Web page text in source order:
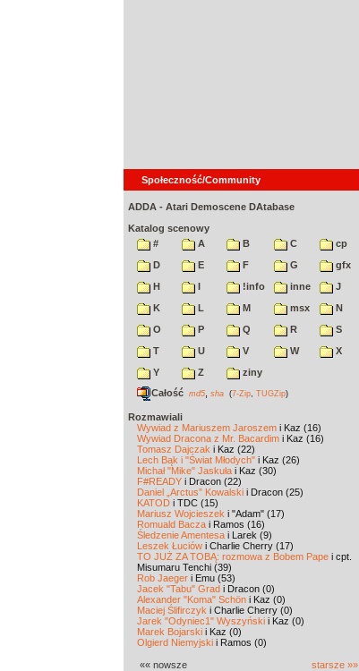
Społeczność/Community
ADDA - Atari Demoscene DAtabase
Katalog scenowy
#
A B C
cp
D
E F G
gfx
H
I !info inne
J
K
L M msx
N
O
P Q R
S
T
U V W
X
Y
Z
ziny
Całość md5 sha (7-Zip TUGZip)
Rozmawiali
Wywiad z Mariuszem Jaroszem i Kaz (16)
Wywiad Dracona z Mr. Bacardim i Kaz (16)
Tomasz Dajczak i Kaz (22)
Lech Bąk i "Świat Młodych" i Kaz (26)
Michał "Mike" Jaskuła i Kaz (30)
F#READY i Dracon (22)
Daniel „Arctus” Kowalski i Dracon (25)
KATOD i TDC (15)
Mariusz Wojcieszek i "Adam" (17)
Romuald Bacza i Ramos (16)
Śledzenie Amentesa i Larek (9)
Leszek Łuciów i Charlie Cherry (17)
TO JUŻ ZA TOBĄ: rozmowa z Bobem Pape i cpt.
Misumaru Tenchi (39)
Rob Jaeger i Emu (53)
Jacek "Tabu" Grad i Dracon (0)
Alexander "Koma" Schön i Kaz (0)
Maciej Ślifirczyk i Charlie Cherry (0)
Jarek "Odyniec1" Wyszyński i Kaz (0)
Marek Bojarski i Kaz (0)
Olgierd Niemyjski i Ramos (0)
«« nowsze starsze »»